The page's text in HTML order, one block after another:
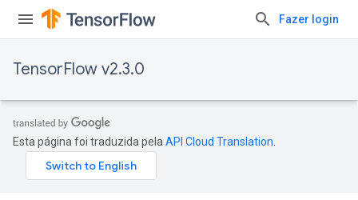
Fazer login
TensorFlow v2.3.0
Esta página foi traduzida pela API Cloud Translation